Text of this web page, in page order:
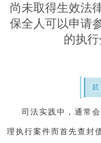
尚未取得生效法
保全人可以申请
的执
司法实践中，通常
理执行案件而首先查封